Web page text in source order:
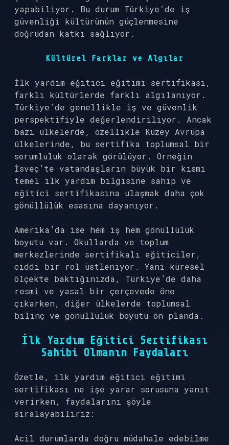
yapabiliyor. Bu durum Türkiye’de iş
güvenliği kültürünün güçlenmesine
doğrudan katkı sağlıyor.
Kültürel Farklar ve Algılar
İlk yardım eğitici eğitimi sertifikası,
farklı kültürlerde farklı algılanıyor.
Türkiye’de genellikle iş ve güvenlik
perspektifiyle değerlendiriliyor. Ancak
bazı ülkelerde, özellikle Kuzey Avrupa
ülkelerinde, bu sertifika toplumsal bir
sorumluluk olarak görülüyor. Örneğin
İsveç’te vatandaşların büyük bir kısmı
temel ilk yardım bilgisine sahip ve
eğitici sertifikasına ulaşmak daha çok
gönüllülük esasına dayanıyor.
Amerika’da ise hem iş hem gönüllülük
boyutu var. Okullarda ve toplum
merkezlerinde sertifikalı eğiticiler,
ciddi bir rol üstleniyor. Yani küresel
ölçekte baktığınızda, Türkiye’de daha
resmi ve yasal bir çerçevede öne
çıkarken, diğer ülkelerde toplumsal
bilinç ve gönüllülük boyutu ön planda.
İlk Yardım Eğitici Sertifikası
Sahibi Olmanın Faydaları
Özetle, ilk yardım eğitici eğitimi
sertifikası ne işe yarar sorusuna yanıt
verirken, faydalarını şöyle
sıralayabiliriz:
Acil durumlarda doğru müdahale edebilme